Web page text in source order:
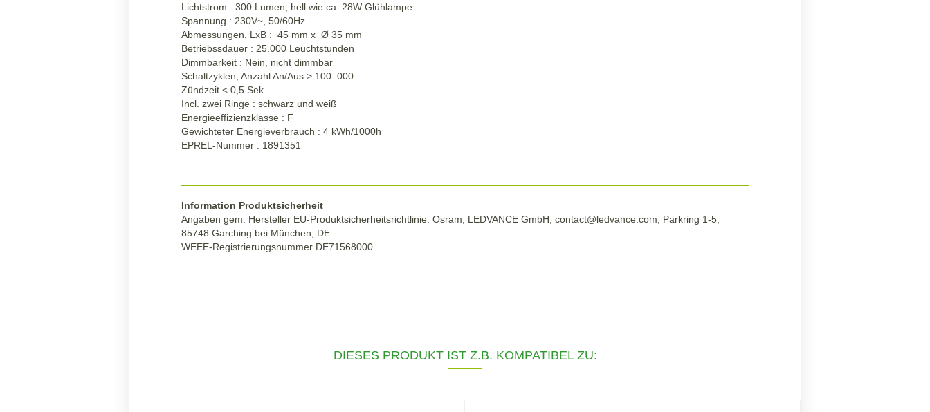
Lichtstrom : 300 Lumen, hell wie ca. 28W Glühlampe
Spannung : 230V~, 50/60Hz
Abmessungen, LxB : 45 mm x Ø 35 mm
Betriebssdauer : 25.000 Leuchtstunden
Dimmbarkeit : Nein, nicht dimmbar
Schaltzyklen, Anzahl An/Aus > 100 .000
Zündzeit < 0,5 Sek
Incl. zwei Ringe : schwarz und weiß
Energieeffizienzklasse : F
Gewichteter Energieverbrauch : 4 kWh/1000h
EPREL-Nummer : 1891351
Information Produktsicherheit
Angaben gem. Hersteller EU-Produktsicherheitsrichtlinie: Osram, LEDVANCE GmbH, contact@ledvance.com, Parkring 1-5,
85748 Garching bei München, DE.
WEEE-Registrierungsnummer DE71568000
DIESES PRODUKT IST Z.B. KOMPATIBEL ZU: